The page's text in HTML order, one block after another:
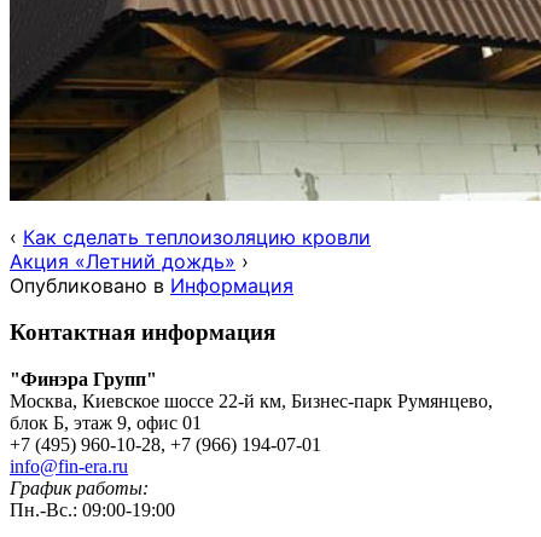
‹ Как сделать теплоизоляцию кровли
Акция «Летний дождь» ›
Опубликовано в Информация
Контактная информация
"Финэра Групп"
Москва, Киевское шоссе 22-й км, Бизнес-парк Румянцево,
блок Б, этаж 9, офис 01
+7 (495) 960-10-28, +7 (966) 194-07-01
info@fin-era.ru
График работы:
Пн.-Вс.: 09:00-19:00